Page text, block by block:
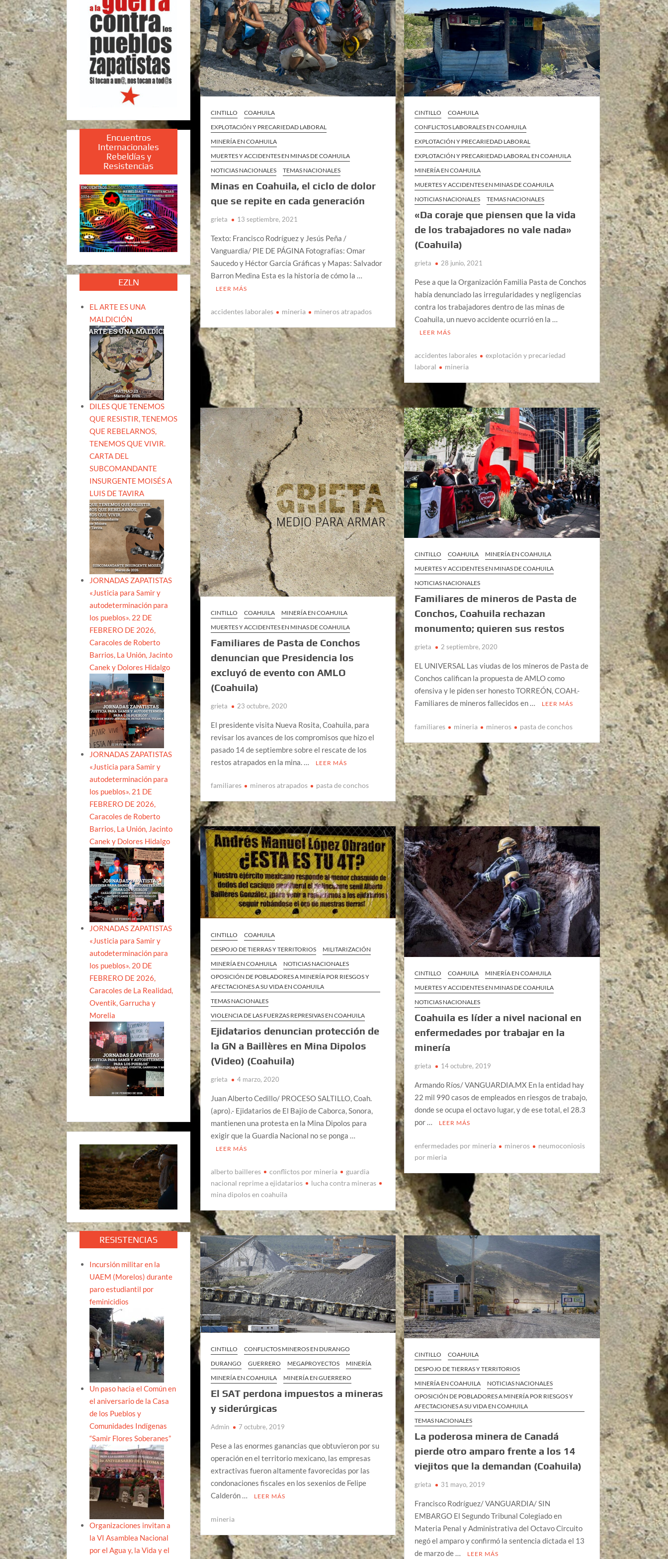
CINTILLO
COAHUILA
EXPLOTACIÓN Y PRECARIEDAD LABORAL
MINERÍA EN COAHUILA
MUERTES Y ACCIDENTES EN MINAS DE COAHUILA
NOTICIAS NACIONALES
TEMAS NACIONALES
Minas en Coahuila, el ciclo de dolor
que se repite en cada generación
grieta 13 septiembre, 2021
Texto: Francisco Rodríguez y Jesús Peña /
Vanguardia/ PIE DE PÁGINA Fotografías: Omar
Saucedo y Héctor García Gráficas y Mapas: Salvador
Barron Medina Esta es la historia de cómo la …
LEER MÁS
accidentes laborales mineria mineros atrapados
CINTILLO
COAHUILA
CONFLICTOS LABORALES EN COAHUILA
EXPLOTACIÓN Y PRECARIEDAD LABORAL
EXPLOTACIÓN Y PRECARIEDAD LABORAL EN COAHUILA
MINERÍA EN COAHUILA
MUERTES Y ACCIDENTES EN MINAS DE COAHUILA
NOTICIAS NACIONALES
TEMAS NACIONALES
«Da coraje que piensen que la vida
de los trabajadores no vale nada»
(Coahuila)
grieta 28 junio, 2021
Pese a que la Organización Familia Pasta de Conchos
había denunciado las irregularidades y negligencias
contra los trabajadores dentro de las minas de
Coahuila, un nuevo accidente ocurrió en la …
LEER MÁS
accidentes laborales
explotación y precariedad
laboral
mineria
CINTILLO COAHUILA
MINERÍA EN COAHUILA
MUERTES Y ACCIDENTES EN MINAS DE COAHUILA
Familiares de Pasta de Conchos
denuncian que Presidencia los
excluyó de evento con AMLO
(Coahuila)
grieta 23 octubre, 2020
El presidente visita Nueva Rosita, Coahuila, para
revisar los avances de los compromisos que hizo el
pasado 14 de septiembre sobre el rescate de los
restos atrapados en la mina. …
LEER MÁS
familiares mineros atrapados pasta de conchos
CINTILLO COAHUILA
MINERÍA EN COAHUILA
MUERTES Y ACCIDENTES EN MINAS DE COAHUILA
NOTICIAS NACIONALES
Familiares de mineros de Pasta de
Conchos, Coahuila rechazan
monumento; quieren sus restos
grieta 2 septiembre, 2020
EL UNIVERSAL Las viudas de los mineros de Pasta de
Conchos califican la propuesta de AMLO como
ofensiva y le piden ser honesto TORREÓN, COAH.-
Familiares de mineros fallecidos en …
LEER MÁS
familiares mineria mineros pasta de conchos
CINTILLO
COAHUILA
DESPOJO DE TIERRAS Y TERRITORIOS
MILITARIZACIÓN
MINERÍA EN COAHUILA
NOTICIAS NACIONALES
OPOSICIÓN DE POBLADORES A MINERÍA POR RIESGOS Y
AFECTACIONES A SU VIDA EN COAHUILA
TEMAS NACIONALES
VIOLENCIA DE LAS FUERZAS REPRESIVAS EN COAHUILA
Ejidatarios denuncian protección de
la GN a Baillères en Mina Dipolos
(Video) (Coahuila)
grieta 4 marzo, 2020
Juan Alberto Cedillo/ PROCESO SALTILLO, Coah.
(apro).- Ejidatarios de El Bajío de Caborca, Sonora,
mantienen una protesta en la Mina Dipolos para
exigir que la Guardia Nacional no se ponga …
LEER MÁS
alberto bailleres conflictos por mineria
guardia
nacional reprime a ejidatarios
lucha contra mineras
mina dipolos en coahuila
CINTILLO COAHUILA
MINERÍA EN COAHUILA
MUERTES Y ACCIDENTES EN MINAS DE COAHUILA
NOTICIAS NACIONALES
Coahuila es líder a nivel nacional en
enfermedades por trabajar en la
minería
grieta 14 octubre, 2019
Armando Ríos/ VANGUARDIA.MX En la entidad hay
22 mil 990 casos de empleados en riesgos de trabajo,
donde se ocupa el octavo lugar, y de ese total, el 28.3
por …
LEER MÁS
enfermedades por mineria mineros
neumoconiosis
por mieria
CINTILLO
CONFLICTOS MINEROS EN DURANGO
DURANGO
GUERRERO MEGAPROYECTOS
MINERÍA
MINERÍA EN COAHUILA
MINERÍA EN GUERRERO
El SAT perdona impuestos a mineras
y siderúrgicas
Admin 7 octubre, 2019
Pese a las enormes ganancias que obtuvieron por su
operación en el territorio mexicano, las empresas
extractivas fueron altamente favorecidas por las
condonaciones fiscales en los sexenios de Felipe
Calderón …
LEER MÁS
mineria
CINTILLO
COAHUILA
DESPOJO DE TIERRAS Y TERRITORIOS
MINERÍA EN COAHUILA
NOTICIAS NACIONALES
OPOSICIÓN DE POBLADORES A MINERÍA POR RIESGOS Y
AFECTACIONES A SU VIDA EN COAHUILA
TEMAS NACIONALES
La poderosa minera de Canadá
pierde otro amparo frente a los 14
viejitos que la demandan (Coahuila)
grieta 31 mayo, 2019
Francisco Rodríguez/ VANGUARDIA/ SIN
EMBARGO El Segundo Tribunal Colegiado en
Materia Penal y Administrativa del Octavo Circuito
negó el amparo y confirmó la sentencia dictada el 13
de marzo de …
LEER MÁS
Encuentros
Internacionales
Rebeldías y
Resistencias
EZLN
EL ARTE ES UNA
MALDICIÓN
DILES QUE TENEMOS
QUE RESISTIR, TENEMOS
QUE REBELARNOS,
TENEMOS QUE VIVIR.
CARTA DEL
SUBCOMANDANTE
INSURGENTE MOISÉS A
LUIS DE TAVIRA
JORNADAS ZAPATISTAS
«Justicia para Samir y
autodeterminación para
los pueblos». 22 DE
FEBRERO DE 2026,
Caracoles de Roberto
Barrios, La Unión, Jacinto
Canek y Dolores Hidalgo
JORNADAS ZAPATISTAS
«Justicia para Samir y
autodeterminación para
los pueblos». 21 DE
FEBRERO DE 2026,
Caracoles de Roberto
Barrios, La Unión, Jacinto
Canek y Dolores Hidalgo
JORNADAS ZAPATISTAS
«Justicia para Samir y
autodeterminación para
los pueblos». 20 DE
FEBRERO DE 2026,
Caracoles de La Realidad,
Oventik, Garrucha y
Morelia
RESISTENCIAS
Incursión militar en la
UAEM (Morelos) durante
paro estudiantil por
feminicidios
Un paso hacia el Común en
el aniversario de la Casa
de los Pueblos y
Comunidades Indígenas
“Samir Flores Soberanes”
Organizaciones invitan a
la VI Asamblea Nacional
por el Agua y, la Vida y el